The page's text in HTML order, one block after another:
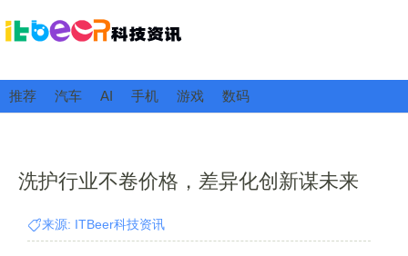
推荐 汽车 AI 手机 游戏 数码
洗护行业不卷价格，差异化创新谋未来
来源: ITBeer科技资讯